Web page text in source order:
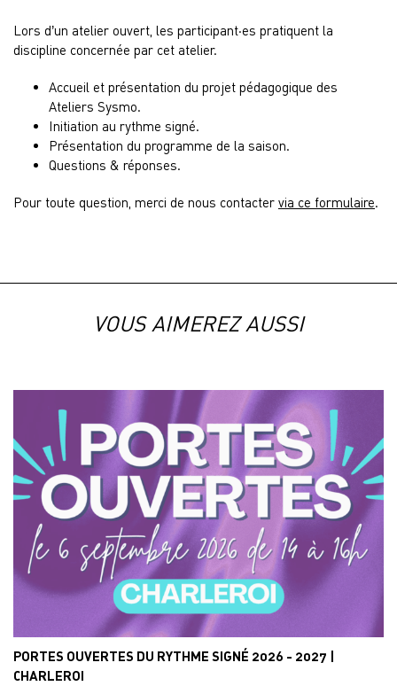
Lors d’un atelier ouvert, les participant·es pratiquent la
discipline concernée par cet atelier.
Accueil et présentation du projet pédagogique des
Ateliers Sysmo.
Initiation au rythme signé.
Présentation du programme de la saison.
Questions & réponses.
Pour toute question, merci de nous contacter via ce formulaire.
VOUS AIMEREZ AUSSI
PORTES OUVERTES DU RYTHME SIGNÉ 2026 - 2027 |
CHARLEROI